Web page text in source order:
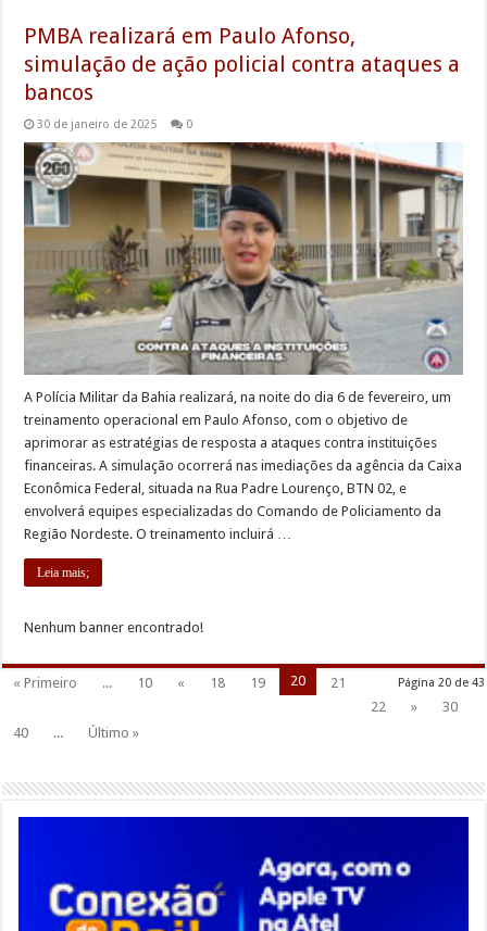
PMBA realizará em Paulo Afonso,
simulação de ação policial contra ataques a
bancos
30 de janeiro de 2025 0
A Polícia Militar da Bahia realizará, na noite do dia 6 de fevereiro, um
treinamento operacional em Paulo Afonso, com o objetivo de
aprimorar as estratégias de resposta a ataques contra instituições
financeiras. A simulação ocorrerá nas imediações da agência da Caixa
Econômica Federal, situada na Rua Padre Lourenço, BTN 02, e
envolverá equipes especializadas do Comando de Policiamento da
Região Nordeste. O treinamento incluirá …
Leia mais;
Nenhum banner encontrado!
Página 20 de 43
« Primeiro ... 10 « 18 19 20
21
22
»
30
40
... Último »